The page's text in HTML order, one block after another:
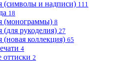
(символы и надписи) 111
18
(монограммы) 8
(для рукоделия) 27
(новая коллекция) 65
4
оттиски 2